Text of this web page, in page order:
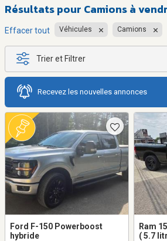
Résultats pour Camions à
Effacer tout Véhicules Camions
Trier et Filtrer
Recevez les nouvelles annonces
Ford F-150 Powerboost
hybride
Ram
( 5.7